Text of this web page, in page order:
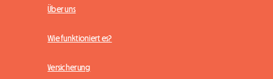
Über uns
Wie funktioniert es?
Versicherung